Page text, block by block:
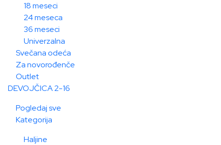
18 meseci
24 meseca
36 meseci
Univerzalna
Svečana odeća
Za novorođenče
Outlet
DEVOJČICA 2-16
Pogledaj sve
Kategorija
Haljine